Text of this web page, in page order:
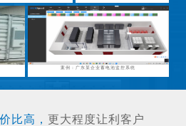
案例：广东某企业蓄电池监控系统
比高， 更大程度让利客户